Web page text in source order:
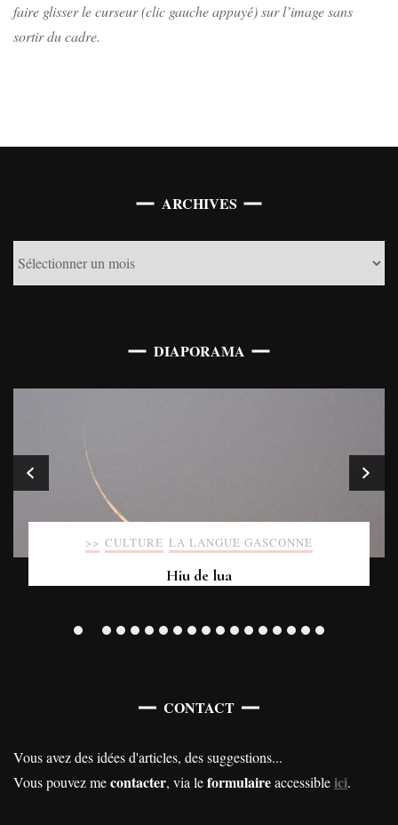
faire glisser le curseur (clic gauche appuyé) sur l’image sans
sortir du cadre.
ARCHIVES
Archives
DIAPORAMA
>> CULTURE LA LANGUE GASCONNE
Hiu de lua
CONTACT
Vous avez des idées d'articles, des suggestions...
Vous pouvez mecontacter, via leformulaireaccessibleici.